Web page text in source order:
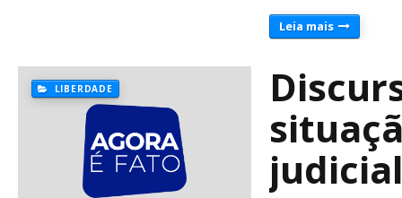
Leia mais
LIBERDADE